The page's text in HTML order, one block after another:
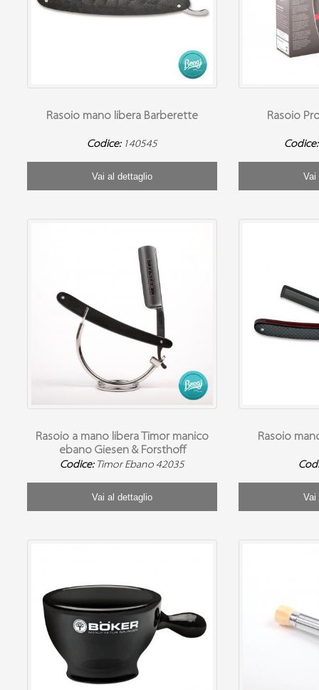
Rasoio mano libera Barberette
Codice: 140545
Vai al dettaglio
Rasoio
Vai
Rasoio a mano libera Timor manico
ebano Giesen & Forsthoff
Codice: Timor Ebano 42035
Vai al dettaglio
Rasoio
Vai